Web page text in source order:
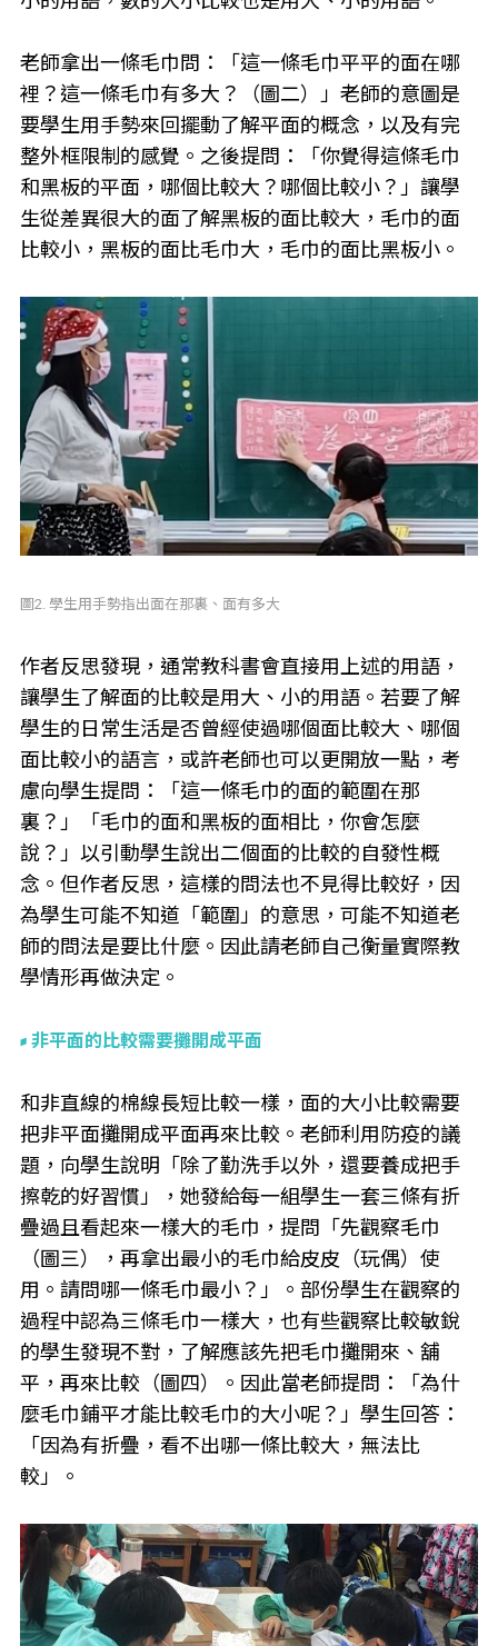
老師拿出一條毛巾問：「這一條毛巾平平的面在哪
裡？這一條毛巾有多大？（圖二）」老師的意圖是
要學生用手勢來回擺動了解平面的概念，以及有完
整外框限制的感覺。之後提問：「你覺得這條毛巾
和黑板的平面，哪個比較大？哪個比較小？」讓學
生從差異很大的面了解黑板的面比較大，毛巾的面
比較小，黑板的面比毛巾大，毛巾的面比黑板小。
圖2. 學生用手勢指出面在那裏、面有多大
作者反思發現，通常教科書會直接用上述的用語，
讓學生了解面的比較是用大、小的用語。若要了解
學生的日常生活是否曾經使過哪個面比較大、哪個
面比較小的語言，或許老師也可以更開放一點，考
慮向學生提問：「這一條毛巾的面的範圍在那
裏？」「毛巾的面和黑板的面相比，你會怎麼
說？」以引動學生說出二個面的比較的自發性概
念。但作者反思，這樣的問法也不見得比較好，因
為學生可能不知道「範圍」的意思，可能不知道老
師的問法是要比什麼。因此請老師自己衡量實際教
學情形再做決定。
非平面的比較需要攤開成平面
和非直線的棉線長短比較一樣，面的大小比較需要
把非平面攤開成平面再來比較。老師利用防疫的議
題，向學生說明「除了勤洗手以外，還要養成把手
擦乾的好習慣」，她發給每一組學生一套三條有折
疊過且看起來一樣大的毛巾，提問「先觀察毛巾
（圖三），再拿出最小的毛巾給皮皮（玩偶）使
用。請問哪一條毛巾最小？」。部份學生在觀察的
過程中認為三條毛巾一樣大，也有些觀察比較敏銳
的學生發現不對，了解應該先把毛巾攤開來、舖
平，再來比較（圖四）。因此當老師提問：「為什
麼毛巾鋪平才能比較毛巾的大小呢？」學生回答：
「因為有折疊，看不出哪一條比較大，無法比
較」。